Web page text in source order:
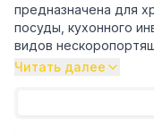
предназначена для
посуды, кухонного
видов
специй. Материал
травматизма
Читать далее